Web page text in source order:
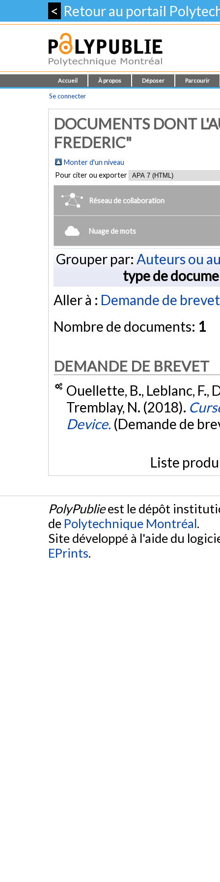
< Retour au portail
Accueil À propos Déposer Parcourir
Se connecter
DOCUMENTS DONT
FREDERIC"
Monter d'un niveau
Pour citer ou exporter
Réseau de collaboration
Nuage de mots
Grouper par: Auteurs ou
type de
Aller à : Demande de brevet
Nombre de documents: 1
DEMANDE DE BREVET
Ouellette, B., Leblanc, F.,
Tremblay, N. (2018).
Device. (Demande de
Liste
PolyPublieest le dépôt
de Polytechnique Montréal.
Site développé à l'aide du
EPrints.